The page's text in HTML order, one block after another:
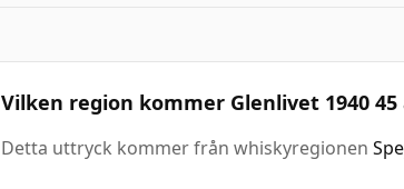
Vilken region kommer Glenlivet 1940
Detta uttryck kommer från whiskyregionen